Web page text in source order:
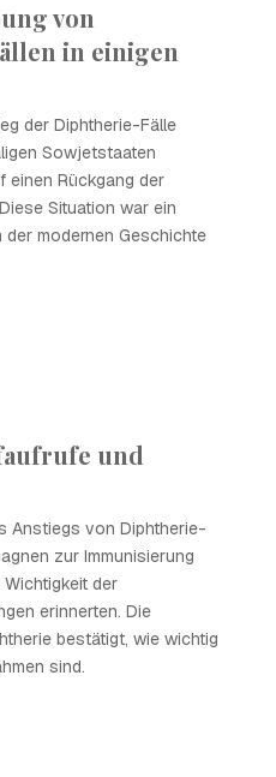
von
in einigen
der Diphtherie-Fälle
Sowjetstaaten
einen Rückgang der
Situation war ein
der modernen Geschichte
und
Anstiegs von Diphtherie-
zur Immunisierung
der
erinnerten. Die
bestätigt, wie wichtig
sind.